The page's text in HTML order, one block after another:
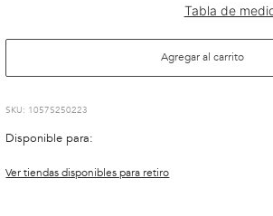
Agregar al carrito
: 1057S250223
Disponible para:
Ver tiendas disponibles para retiro